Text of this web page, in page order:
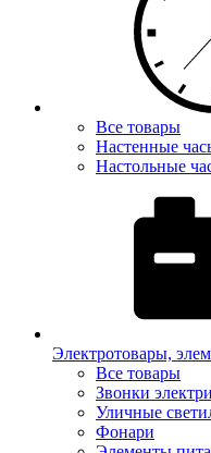
Все товары
Настенные
Настольные
Электротовары,
Все товары
Звонки
Уличные
Фонари